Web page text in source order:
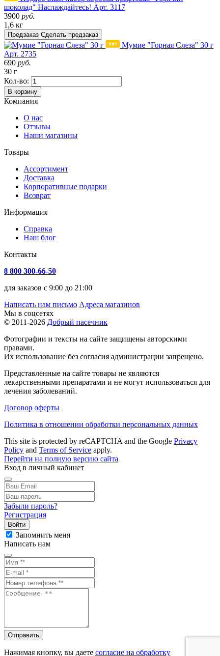
шоколад" Наслаждайтесь! Арт. 3117
3900 руб.
1,6 кг
Предзаказ Сделать предзаказ
Мумие "Горная Слеза" 30 г
Арт. 2735
690 руб.
30 г
Кол-во:
В корзину
Компания
О нас
Отзывы
Наши магазины
Товары
Ассортимент
Доставка
Корпоративные подарки
Возврат
Информация
Справка
Наш блог
Контакты
8 800 300-66-50
для заказов с 9:00 до 21:00
Написать нам письмо Адреса магазинов
Мы в соцсетях
© 2011-2026 Добрый пасечник
Фотографии и тексты на сайте защищены авторскими
правами.
Их использование без согласия администрации запрещено.
Представленные на сайте товары не являются
лекарственными препаратами и не могут использоваться для
лечения заболеваний.
Договор оферты
Политика в отношении обработки персональных данных
This site is protected by reCAPTCHA and the Google Privacy
Policy and Terms of Service apply.
Перейти на полную версию сайта
Вход в личный кабинет
Забыли пароль?
Регистрация
Войти
Запомнить меня
Написать нам
Отправить
Нажимая кнопку, вы даете согласие на обработку